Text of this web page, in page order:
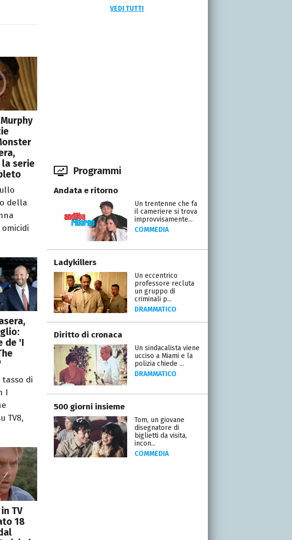
la serie
della
de 'I
di
I
TV8,
TV
18
VEDI TUTTI
Programmi
Andata e ritorno
Un trentenne che fa
il cameriere si trova
improvvisamente...
COMMEDIA
Ladykillers
Un eccentrico
professore recluta
un gruppo di
criminali p...
DRAMMATICO
Diritto di cronaca
Un sindacalista viene
ucciso a Miami e la
polizia chiede ...
DRAMMATICO
500 giorni insieme
Tom, un giovane
disegnatore di
biglietti da visita,
incon...
COMMEDIA